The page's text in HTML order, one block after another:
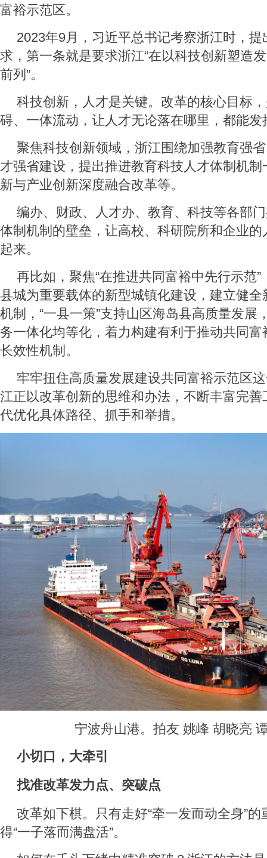
富裕示范区。
2023年9月，习近平总书记考察浙江时，提
求，第一条就是要求浙江“在以科技创新塑造
前列”。
科技创新，人才是关键。改革的核心目标
碍、一体流动，让人才无论落在哪里，都能发
聚焦科技创新领域，浙江围绕加强教育强
才强省建设，提出推进教育科技人才体制机
新与产业创新深度融合改革等。
编办、财政、人才办、教育、科技等各部
体制机制的壁垒，让高校、科研院所和企业
起来。
再比如，聚焦“在推进共同富裕中先行示范
县城为重要载体的新型城镇化建设，建立健
机制，“一县一策”支持山区海岛县高质量发展
务一体化均等化，着力构建有利于推动共同
长效性机制。
牢牢扭住高质量发展建设共同富裕示范区
江正以改革创新的思维和办法，不断丰富完
代优化具体路径、抓手和举措。
宁波舟山港。拍友 姚峰 胡晓亮
小切口，大牵引
找准改革发力点、突破点
改革如下棋。只有走好“牵一发而动全身”的
得“一子落而满盘活”。